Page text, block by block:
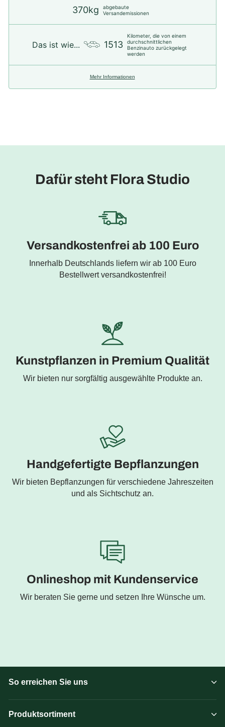
370kg
abgebaute
Versandemissionen
Das ist wie... 1513
Kilometer, die von einem
durchschnittlichen
Benzinauto zurückgelegt
werden
Mehr Informationen
Dafür steht Flora Studio
Versandkostenfrei ab 100 Euro
Innerhalb Deutschlands liefern wir ab 100 Euro
Bestellwert versandkostenfrei!
Kunstpflanzen in Premium Qualität
Wir bieten nur sorgfältig ausgewählte Produkte an.
Handgefertigte Bepflanzungen
Wir bieten Bepflanzungen für verschiedene Jahreszeiten
und als Sichtschutz an.
Onlineshop mit Kundenservice
Wir beraten Sie gerne und setzen Ihre Wünsche um.
So erreichen Sie uns
Produktsortiment